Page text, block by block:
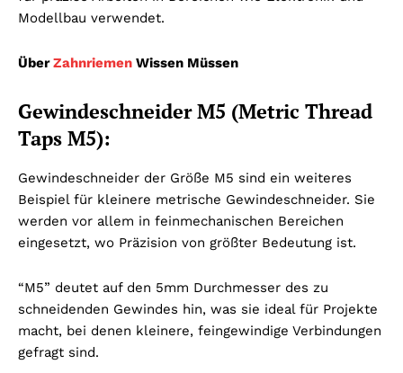
Modellbau verwendet.
ÜberZahnriemen Wissen Müssen
Gewindeschneider M5 (Metric Thread
Taps M5):
Gewindeschneider der Größe M5 sind ein weiteres
Beispiel für kleinere metrische Gewindeschneider. Sie
werden vor allem in feinmechanischen Bereichen
eingesetzt, wo Präzision von größter Bedeutung ist.
“M5” deutet auf den 5mm Durchmesser des zu
schneidenden Gewindes hin, was sie ideal für Projekte
macht, bei denen kleinere, feingewindige Verbindungen
gefragt sind.